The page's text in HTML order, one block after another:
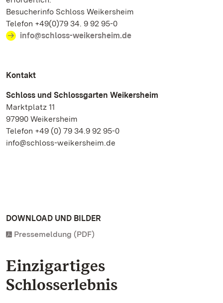
Besucherinfo Schloss Weikersheim
Telefon +49(0)79 34. 9 92 95-0
info@schloss-weikersheim.de
Kontakt
Schloss und Schlossgarten Weikersheim
Marktplatz 11
97990 Weikersheim
Telefon +49 (0) 79 34.9 92 95-0
info@schloss-weikersheim.de
DOWNLOAD UND BILDER
Pressemeldung (PDF)
Einzigartiges
Schlosserlebnis